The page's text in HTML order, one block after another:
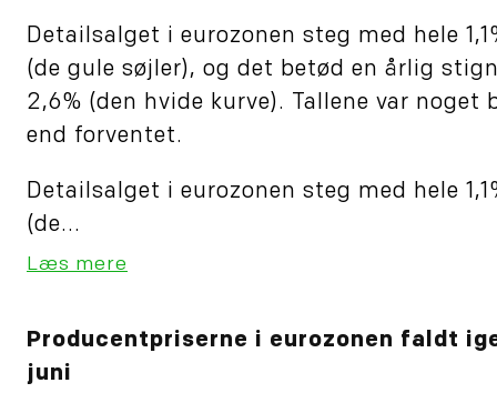
Detailsalget i eurozonen steg med hele
(de gule søjler), og det betød en årlig
2,6% (den hvide kurve). Tallene var noget
end forventet.
Detailsalget i eurozonen steg med hele
(de...
Læs mere
Producentpriserne i eurozonen faldt
juni